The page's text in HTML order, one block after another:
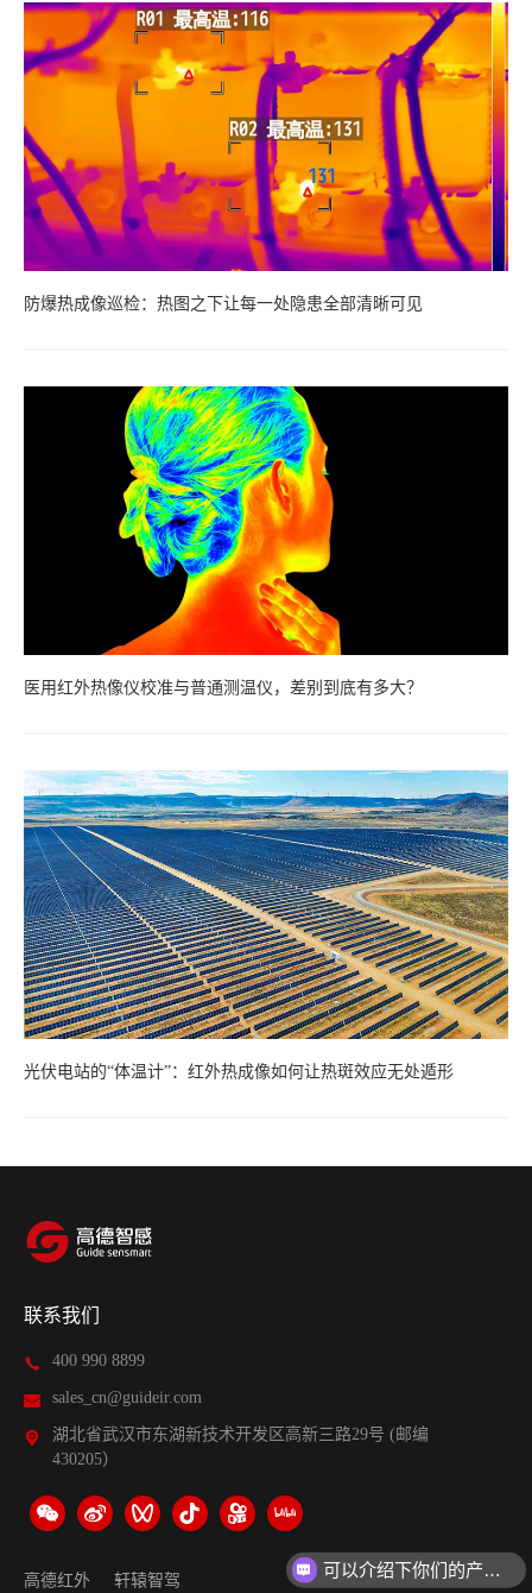
防爆热成像巡检：热图之下让每一处隐患全部清晰可见
医用红外热像仪校准与普通测温仪，差别到底有多大？
光伏电站的“体温计”：红外热成像如何让热斑效应无处遁形
联系我们
400 990 8899
sales_cn@guideir.com
湖北省武汉市东湖新技术开发区高新三路29号 (邮编
430205）
高德红外 轩辕智驾
可以介绍下你们的产品么？